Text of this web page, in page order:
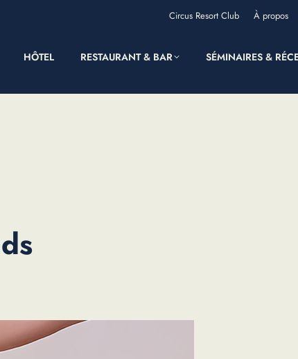
Circus Resort Club À propos
HÔTEL RESTAURANT & BAR SÉMINAIRES &